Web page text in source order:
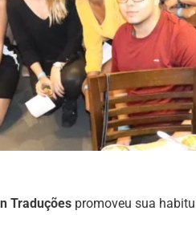
Traduções promoveu sua